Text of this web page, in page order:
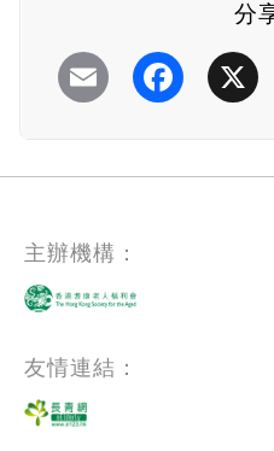
分
Email
主辦機構：
友情連結：